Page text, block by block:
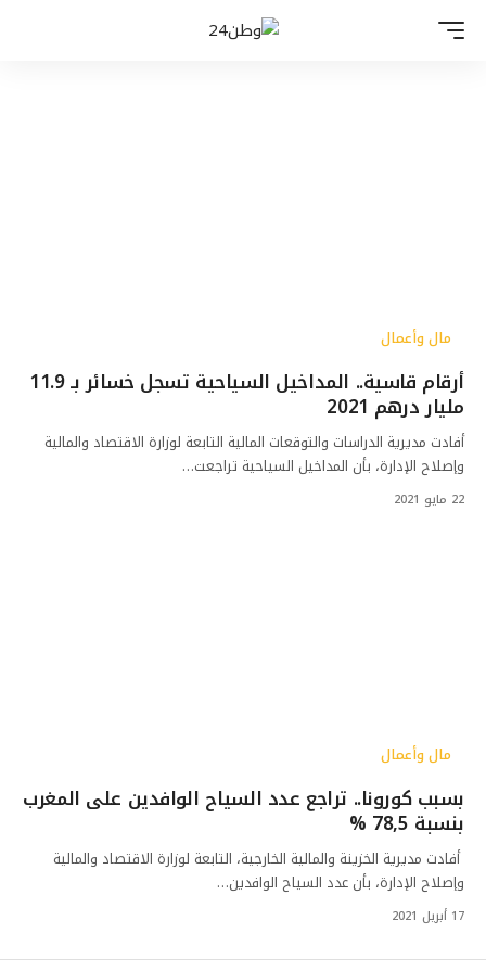
مال وأعمال
أرقام قاسية.. المداخيل السياحية تسجل خسائر بـ 11.9
مليار درهم 2021
أفادت مديرية الدراسات والتوقعات المالية التابعة لوزارة الاقتصاد والمالية
وإصلاح الإدارة، بأن المداخيل السياحية تراجعت…
22 مايو 2021
مال وأعمال
بسبب كورونا.. تراجع عدد السياح الوافدين على المغرب
بنسبة 78,5 %
أفادت مديرية الخزينة والمالية الخارجية، التابعة لوزارة الاقتصاد والمالية
وإصلاح الإدارة، بأن عدد السياح الوافدين…
17 أبريل 2021